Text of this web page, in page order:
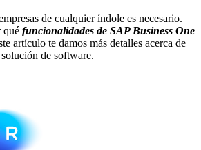
de cualquier índole es necesario.
qué funcionalidades de SAP Business One
artículo te damos más detalles acerca de
de software.